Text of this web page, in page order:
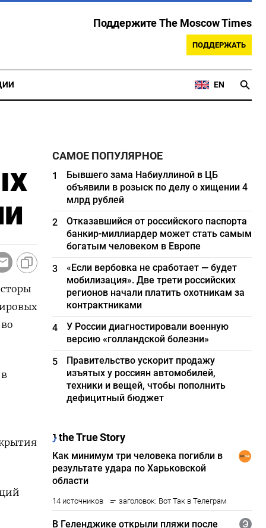
Поддержите The Moscow Times
ПОДДЕРЖАТЬ
EN
САМОЕ ПОПУЛЯРНОЕ
1
Бывшего зама Набиуллиной в ЦБ
объявили в розыск по делу о хищении 4
млрд рублей
2
Отказавшийся от российского паспорта
банкир-миллиардер может стать самым
богатым человеком в Европе
3
«Если вербовка не сработает — будет
мобилизация». Две трети российских
регионов начали платить охотникам за
контрактниками
4
У России диагностировали военную
версию «голландской болезни»
5
Правительство ускорит продажу
изъятых у россиян автомобилей,
техники и вещей, чтобы пополнить
дефицитный бюджет